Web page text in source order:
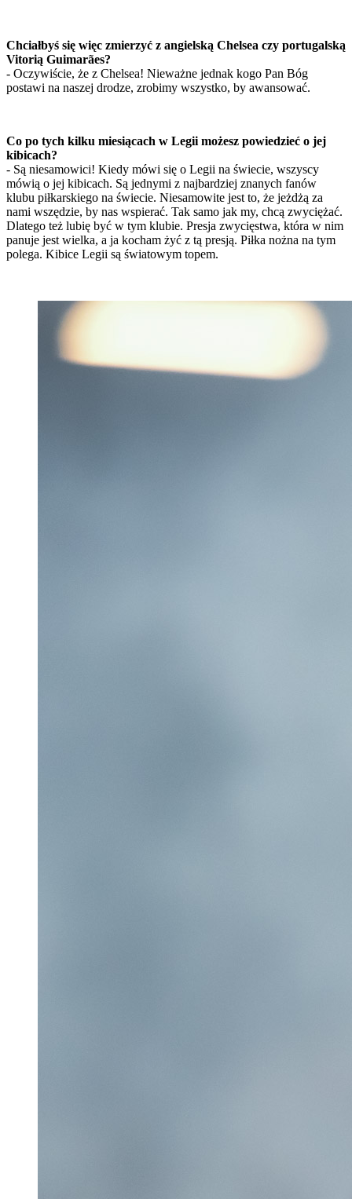
Chciałbyś się więc zmierzyć z angielską Chelsea czy portugalską
Vitorią Guimarães?
- Oczywiście, że z Chelsea! Nieważne jednak kogo Pan Bóg
postawi na naszej drodze, zrobimy wszystko, by awansować.
Co po tych kilku miesiącach w Legii możesz powiedzieć o jej
kibicach?
- Są niesamowici! Kiedy mówi się o Legii na świecie, wszyscy
mówią o jej kibicach. Są jednymi z najbardziej znanych fanów
klubu piłkarskiego na świecie. Niesamowite jest to, że jeżdżą za
nami wszędzie, by nas wspierać. Tak samo jak my, chcą zwyciężać.
Dlatego też lubię być w tym klubie. Presja zwycięstwa, która w nim
panuje jest wielka, a ja kocham żyć z tą presją. Piłka nożna na tym
polega. Kibice Legii są światowym topem.